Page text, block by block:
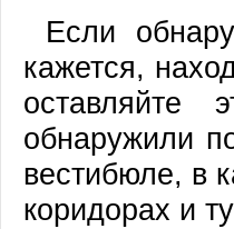
Если
кажется,
обнаружили
вестибюле, в
коридорах и